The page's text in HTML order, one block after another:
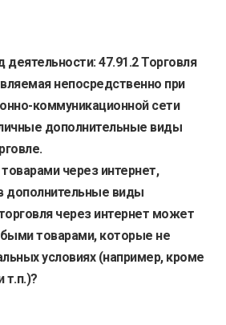
47.91.2 Торговля
непосредственно при
коммуникационной сети
дополнительные виды
через интернет,
дополнительные виды
через интернет может
товарами, которые не
условиях (например, кроме
т.п.)?